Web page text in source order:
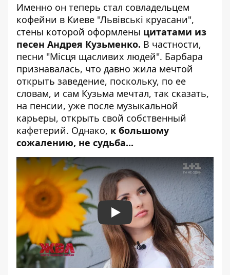
Именно он теперь стал совладельцем
кофейни в Киеве "Львівські круасани",
стены которой оформлены цитатами из
песен Андрея Кузьменко. В частности,
песни "Місця щасливих людей". Барбара
признавалась, что давно жила мечтой
открыть заведение, поскольку, по ее
словам, и сам Кузьма мечтал, так сказать,
на пенсии, уже после музыкальной
карьеры, открыть свой собственный
кафетерий. Однако, к большому
сожалению, не судьба...
Play